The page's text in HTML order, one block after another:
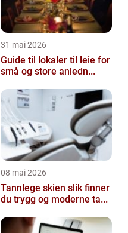
31 mai 2026
Guide til lokaler til leie for
små og store anledn...
08 mai 2026
Tannlege skien slik finner
du trygg og moderne ta...